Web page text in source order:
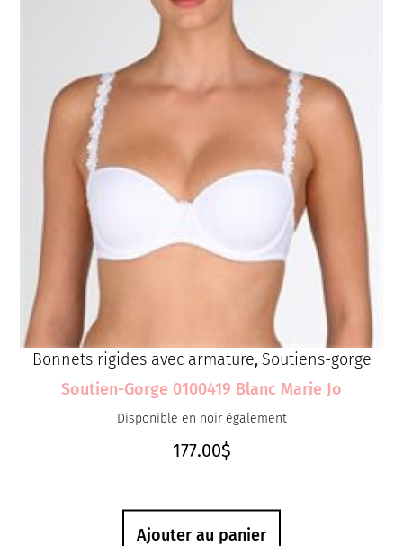
Bonnets rigides avec armature, Soutiens-gorge
Soutien-Gorge 0100419 Blanc Marie Jo
Disponible en noir également
177.00$
Ajouter au panier